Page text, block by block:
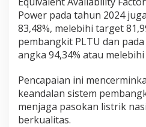
Power pada tahun 2024
83,48%, melebihi target
pembangkit PLTU dan
angka 94,34% atau
Pencapaian ini
keandalan sistem
menjaga pasokan listrik
berkualitas.